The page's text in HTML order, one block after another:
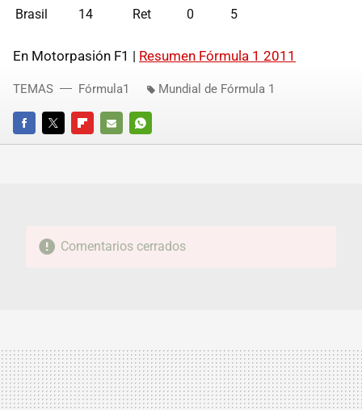
Brasil
14 Ret 0 5
En Motorpasión F1 | Resumen Fórmula 1 2011
FACEBOOKTWITTERFLIPBOARD
E-
WHATSAPP
TEMAS Fórmula1 Mundial de Fórmula 1
Comentarios cerrados